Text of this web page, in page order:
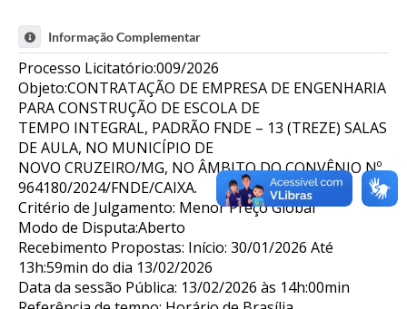
Informação Complementar
Processo Licitatório:009/2026
Objeto:CONTRATAÇÃO DE EMPRESA DE ENGENHARIA
PARA CONSTRUÇÃO DE ESCOLA DE
TEMPO INTEGRAL, PADRÃO FNDE – 13 (TREZE) SALAS
DE AULA, NO MUNICÍPIO DE
NOVO CRUZEIRO/MG, NO ÂMBITO DO CONVÊNIO Nº
964180/2024/FNDE/CAIXA.
Critério de Julgamento: Menor Preço Global
Modo de Disputa:Aberto
Recebimento Propostas: Início: 30/01/2026 Até
13h:59min do dia 13/02/2026
Data da sessão Pública: 13/02/2026 às 14h:00min